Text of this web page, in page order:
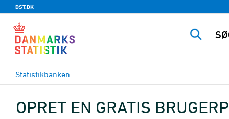
DST.DK
Statistikbanken
OPRET EN GRATIS